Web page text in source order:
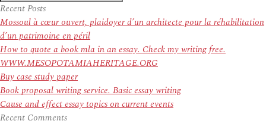
pour
:
Recent Posts
Mossoul à cœur ouvert, plaidoyer d’un architecte pour la réhabilitation
d’un patrimoine en péril
How to quote a book mla in an essay. Check my writing free.
WWW.MESOPOTAMIAHERITAGE.ORG
Buy case study paper
Book proposal writing service. Basic essay writing
Cause and effect essay topics on current events
Recent Comments